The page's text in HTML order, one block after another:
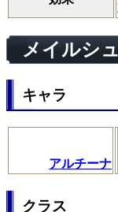
メイルシ
キャラ
アルチーナ
クラス